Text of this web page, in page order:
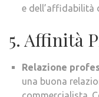
e dell’affidabilità
5. Affinità
Relazione
una buona